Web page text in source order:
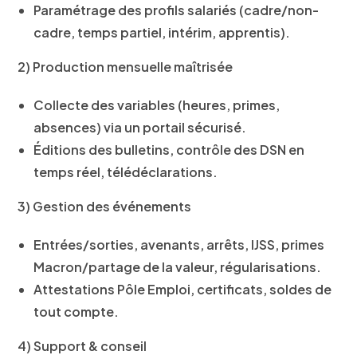
Paramétrage des profils salariés (cadre/non-
cadre, temps partiel, intérim, apprentis).
2) Production mensuelle maîtrisée
Collecte des variables (heures, primes,
absences) via un portail sécurisé.
Éditions des bulletins, contrôle des DSN en
temps réel, télédéclarations.
3) Gestion des événements
Entrées/sorties, avenants, arrêts, IJSS, primes
Macron/partage de la valeur, régularisations.
Attestations Pôle Emploi, certificats, soldes de
tout compte.
4) Support & conseil